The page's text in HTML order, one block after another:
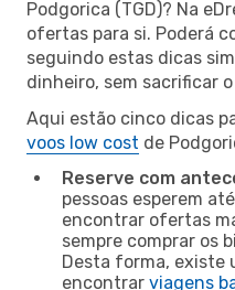
Podgorica (TGD)? Na
ofertas para si. Poderá
seguindo estas dicas
dinheiro, sem sacrificar
Aqui estão cinco dicas
voos low cost de
Reserve com
pessoas esperem
encontrar ofertas
sempre comprar os
Desta forma, existe
encontrar viagens